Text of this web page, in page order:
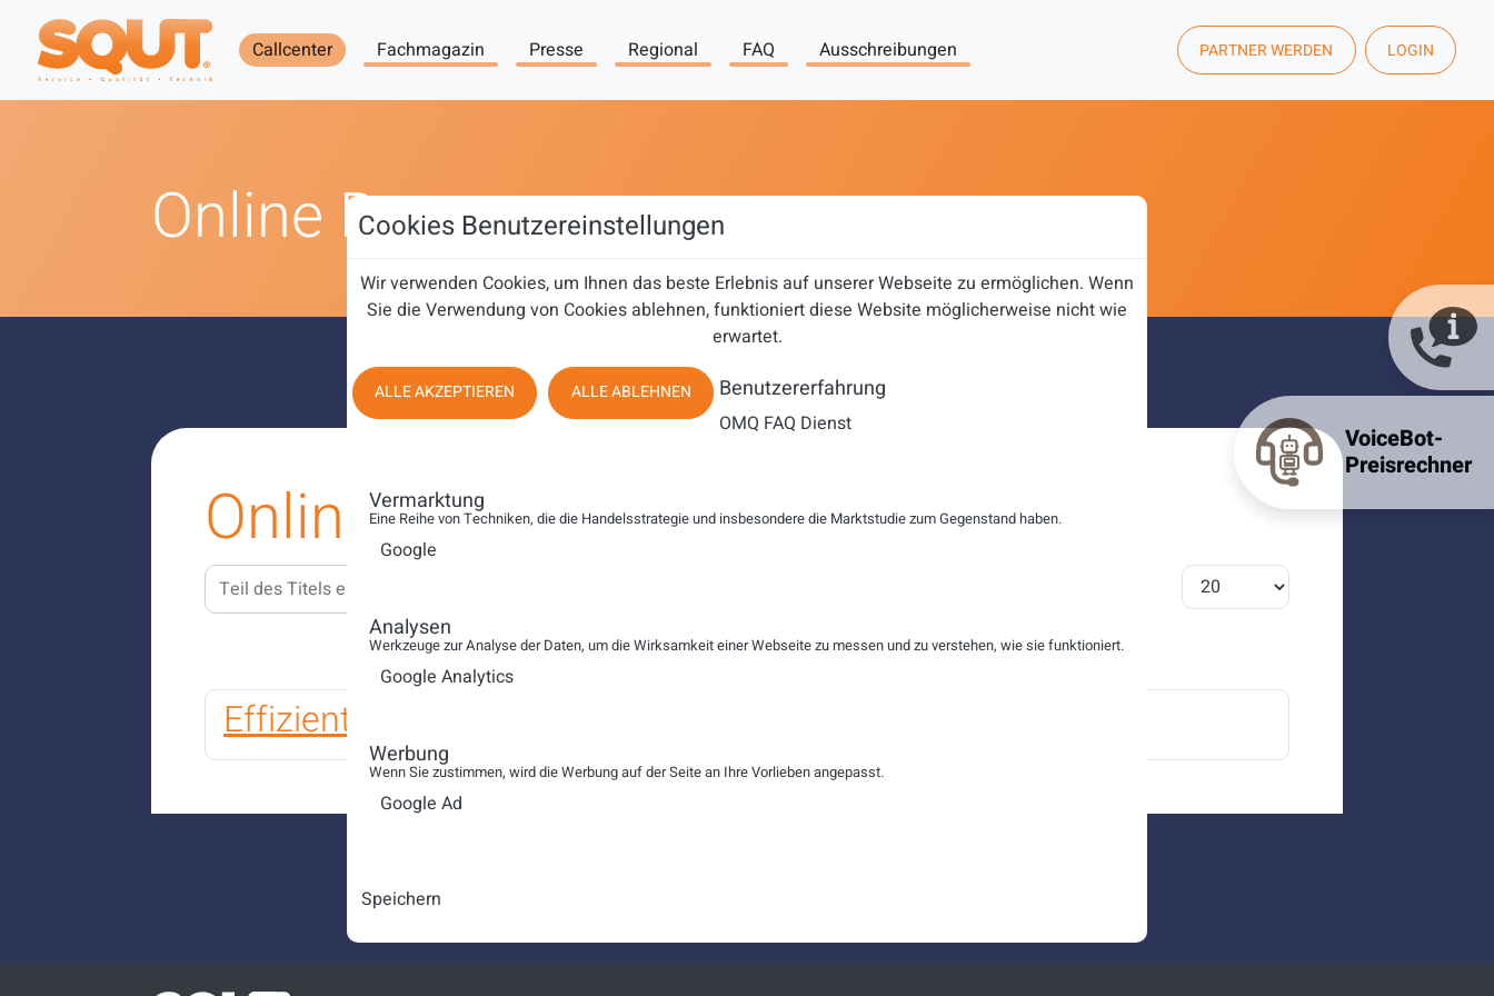
Callcenter Fachmagazin Presse Regional FAQ Ausschreibungen PARTNER WERDEN LOGIN
Online Demo
Online Demo
Teil des Titels eingeben Anzeige #
Effizientes Wissensmanagement für Ihren Kundenservice
VoiceBot-
Preisrechner
Cookies Benutzereinstellungen
Wir verwenden Cookies, um Ihnen das beste Erlebnis auf unserer Webseite zu ermöglichen. Wenn
Sie die Verwendung von Cookies ablehnen, funktioniert diese Website möglicherweise nicht wie
erwartet.
ALLE AKZEPTIEREN ALLE ABLEHNEN Benutzererfahrung
OMQ FAQ Dienst
Vermarktung
Eine Reihe von Techniken, die die Handelsstrategie und insbesondere die Marktstudie zum Gegenstand haben.
Google
Analysen
Werkzeuge zur Analyse der Daten, um die Wirksamkeit einer Webseite zu messen und zu verstehen, wie sie funktioniert.
Google Analytics
Werbung
Wenn Sie zustimmen, wird die Werbung auf der Seite an Ihre Vorlieben angepasst.
Google Ad
Speichern